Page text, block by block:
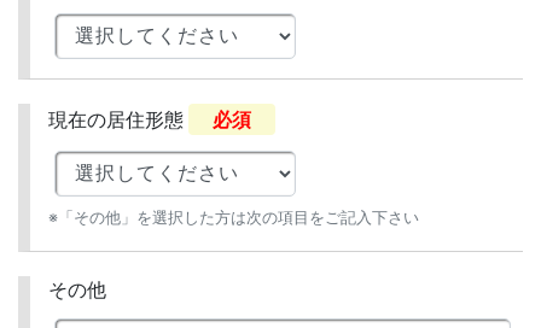
現在の居住形態 必須
※「その他」を選択した方は次の項目をご記入下さい
その他